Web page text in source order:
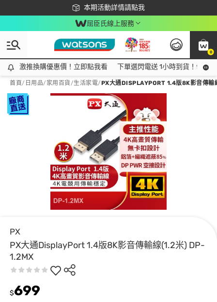
本期活動詳情請點我
下載app最高回饋$350
屈臣氏線上服務
0
激推換購優惠價！立即點我看
激推換購優惠價！立即點我看 下單選閃電送 1小時到貨！領神
首頁/ 日用品/ 家用百貨/生活家電/PX大通DISPLAYPORT 1.4版8K影音傳
PX
PX大通DisplayPort 1.4版8K影音傳輸線(1.2米) DP-
1.2MX
$699